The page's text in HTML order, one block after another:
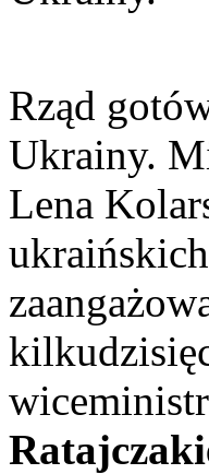
Rząd
Ukrainy.
Lena